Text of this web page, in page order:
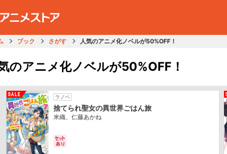
ブック さがす 人気のアニメ化ノベルが50%OFF！
のアニメ化ノベルが50%OFF！
ラノベ
捨てられ聖女の異世界ごはん旅
米織、仁藤あかね